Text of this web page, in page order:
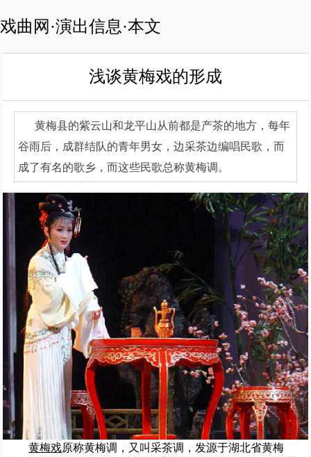
戏曲网·演出信息·本文
浅谈黄梅戏的形成
黄梅县的紫云山和龙平山从前都是产茶的地方，每年
谷雨后，成群结队的青年男女，边采茶边编唱民歌，而
成了有名的歌乡，而这些民歌总称黄梅调。
黄梅戏原称黄梅调，又叫采茶调，发源于湖北省黄梅